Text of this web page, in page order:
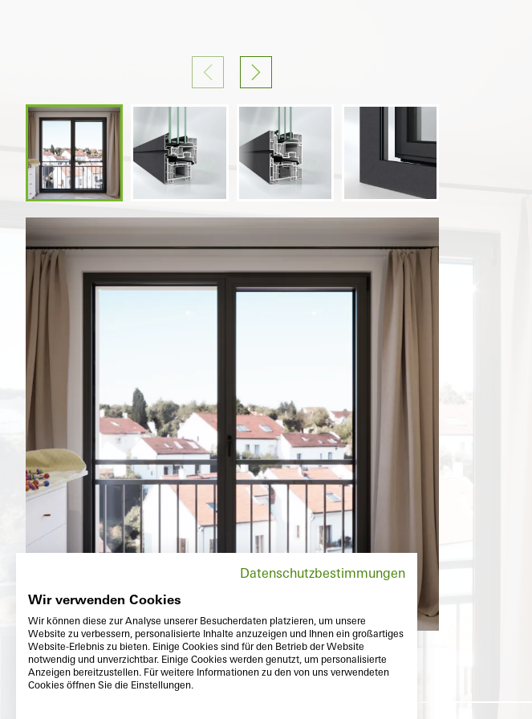
Datenschutzbestimmungen
Wir verwenden Cookies
Wir können diese zur Analyse unserer Besucherdaten platzieren, um unsere
Website zu verbessern, personalisierte Inhalte anzuzeigen und Ihnen ein großartiges
Website-Erlebnis zu bieten. Einige Cookies sind für den Betrieb der Website
notwendig und unverzichtbar. Einige Cookies werden genutzt, um personalisierte
Anzeigen bereitzustellen. Für weitere Informationen zu den von uns verwendeten
Cookies öffnen Sie die Einstellungen.